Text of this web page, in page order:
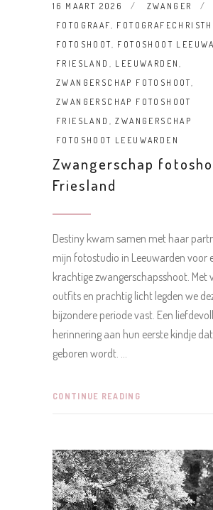
16 MAART 2026
ZWANGER
FOTOGRAAF,
FOTOSHOOT, FOTOSHOOT
FRIESLAND , LEEUWARDEN,
ZWANGERSCHAP FOTOSHOOT,
ZWANGERSCHAP FOTOSHOOT
FRIESLAND ,ZWANGERSCHAP
FOTOSHOOT LEEUWARDEN
Zwangerschap
Friesland
Destiny kwam samen met haar
mijn fotostudio in Leeuwarden voor
krachtige zwangerschapsshoot. Met
outfits en prachtig licht legden we
bijzondere periode vast. Een
herinnering aan hun eerste kindje
geboren wordt.
CONTINUE READING